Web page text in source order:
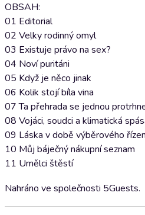
OBSAH:
01 Editorial
02 Velky rodinný omyl
03 Existuje právo na sex?
04 Noví puritáni
05 Když je něco jinak
06 Kolik stojí bíla vina
07 Ta přehrada se jednou
08 Vojáci, soudci a klimatická
09 Láska v době výběrového
10 Můj báječný nákupní seznam
11 Umělci štěstí
Nahráno ve společnosti 5Guests.